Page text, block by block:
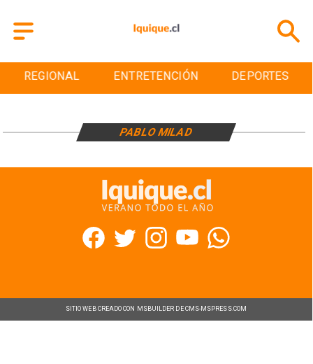
REGIONAL ENTRETENCIÓN DEPORTES
PABLO MILAD
SITIO WEB CREADO CON MSBUILDER DE CMS-MSPRESS.COM